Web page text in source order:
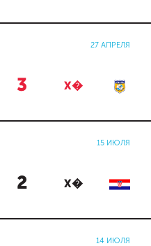
27 АПРЕЛЯ
3 Х�
15 ИЮЛЯ
2 Х�
14 ИЮЛЯ